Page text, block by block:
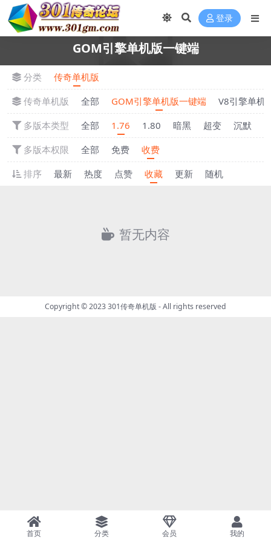
登录
GOM引擎单机版一键端
分类
传奇单机版
传奇单机版
全部 GOM引擎单机版一键端
V8引擎单机
多版本类型
全部 1.76 1.80 暗黑 超变 沉默
多版本权限
全部 免费
收费
排序
最新 热度 点赞 收藏 更新 随机
暂无内容
Copyright © 2023301传奇单机版 - All rights reserved
首页 分类 会员 我的